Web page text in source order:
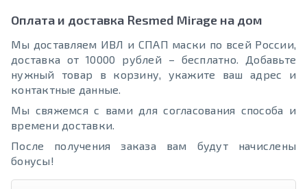
Оплата и доставка Resmed Mirage на дом
Мы доставляем ИВЛ и СПАП маски по всей России,
доставка от 10000 рублей – бесплатно. Добавьте
нужный товар в корзину, укажите ваш адрес и
контактные данные.
Мы свяжемся с вами для согласования способа и
времени доставки.
После получения заказа вам будут начислены
бонусы!